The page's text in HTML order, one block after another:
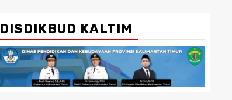
DISDIKBUD KALTIM